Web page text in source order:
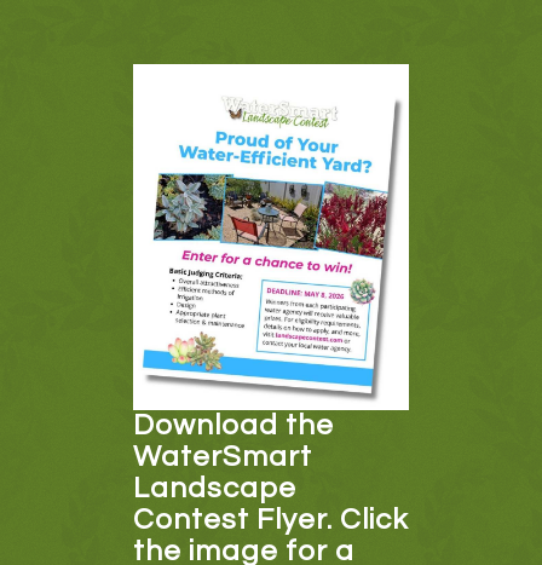
Download the
WaterSmart
Landscape
Contest Flyer. Click
the image for a